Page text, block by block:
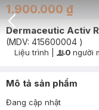
Back Icon
1.900.000 ₫
Dermaceutic Activ
(MDV: 415600004 )
Timer Gray Icon
Liệu trình User
0 người
Mô tả sản phẩm
Đang cập nhật